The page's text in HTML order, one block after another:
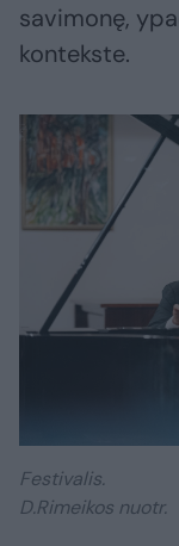
savimonę,
kontekste.
Festivalis.
D.Rimeikos nuotr.